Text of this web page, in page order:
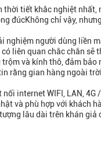
tiết khắc nghiệt
đúcKhông chỉ vậy,
người dùng liền
liên quan chắc chắn sẽ
và kính thô, đảm
rằng gian hàng ngoài
internet WIFI, LAN,
và phù hợp với khách
lâu dài trên khán